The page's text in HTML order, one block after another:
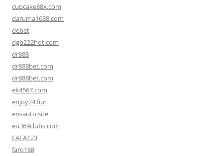
cupcake88x.com
daruma1688.com
debet
dgb222hot.com
dr888
dr888bet.com
dr888bet.com
ek4567.com
enjoy24.fun
erisauto.site
eu369clubs.com
FAFA123
faro168